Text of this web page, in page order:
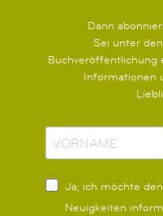
Dann
Sei unter
Buchveröffentlichung
Informationen
N
e
Ja, ich möchte
Neuigkeiten